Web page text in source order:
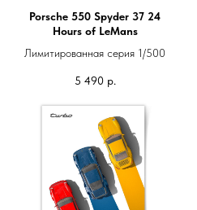
Porsche 550 Spyder 37 24
Hours of LeMans
Лимитированная серия 1/500
5 490 р.